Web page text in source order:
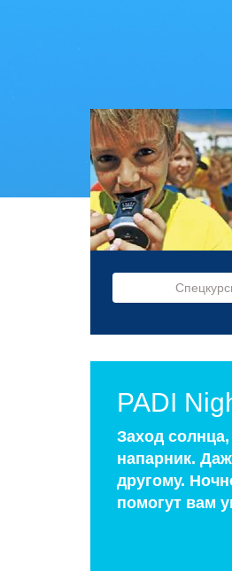
PADI
Заход
напарник.
другому.
помогут вам